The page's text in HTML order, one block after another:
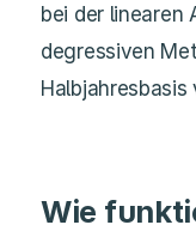
bei der linearen
degressiven
Halbjahresbasis
Wie